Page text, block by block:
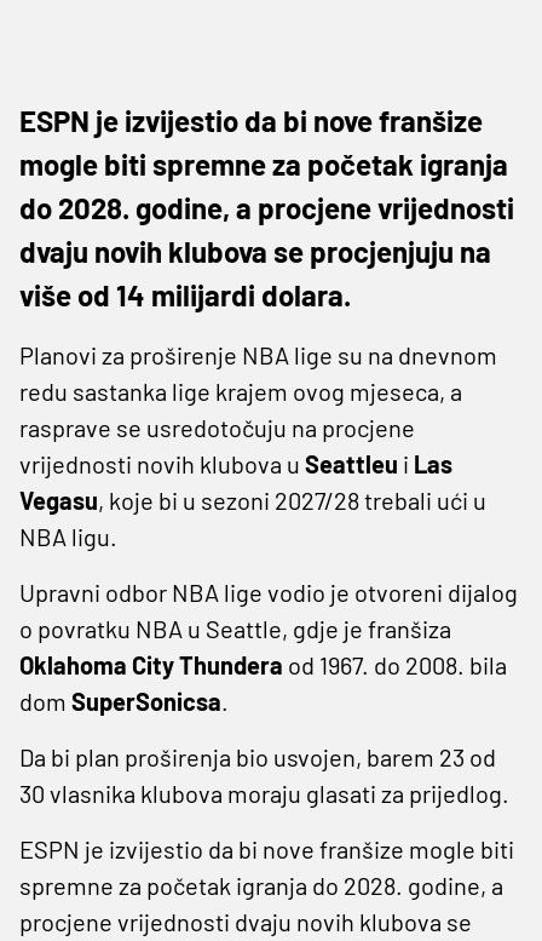
ESPN je izvijestio da bi nove franšize
mogle biti spremne za početak igranja
do 2028. godine, a procjene vrijednosti
dvaju novih klubova se procjenjuju na
više od 14 milijardi dolara.
Planovi za proširenje NBA lige su na dnevnom
redu sastanka lige krajem ovog mjeseca, a
rasprave se usredotočuju na procjene
vrijednosti novih klubova u Seattleu i Las
Vegasu, koje bi u sezoni 2027/28 trebali ući u
NBA ligu.
Upravni odbor NBA lige vodio je otvoreni dijalog
o povratku NBA u Seattle, gdje je franšiza
Oklahoma City Thundera od 1967. do 2008. bila
dom SuperSonicsa
Da bi plan proširenja bio usvojen, barem 23 od
30 vlasnika klubova moraju glasati za prijedlog.
ESPN je izvijestio da bi nove franšize mogle biti
spremne za početak igranja do 2028. godine, a
procjene vrijednosti dvaju novih klubova se